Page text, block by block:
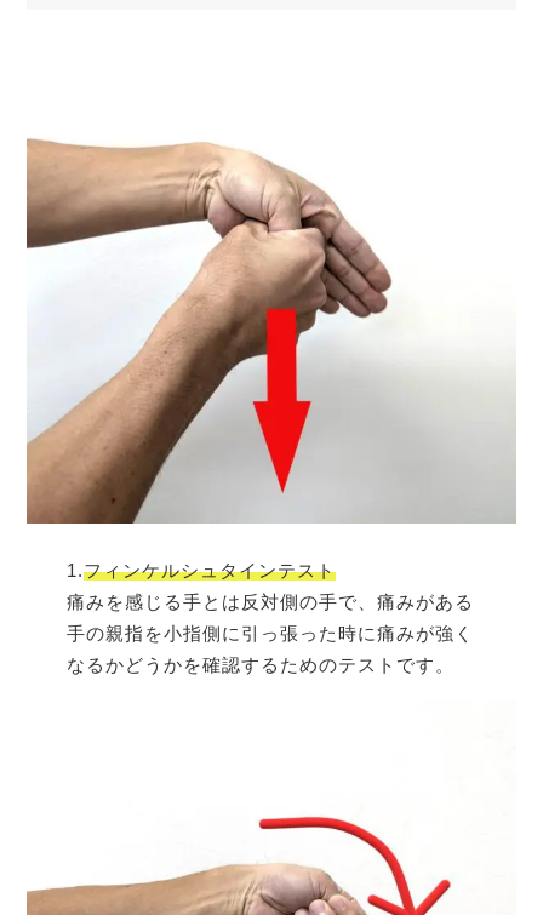
1.フィンケルシュタインテスト
痛みを感じる手とは反対側の手で、痛みがある
手の親指を小指側に引っ張った時に痛みが強く
なるかどうかを確認するためのテストです。